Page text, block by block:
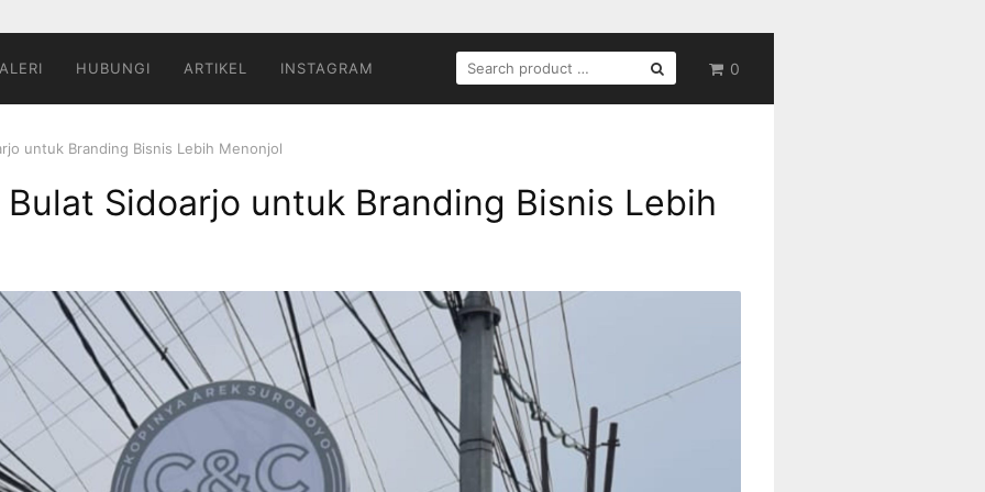
0
HUBUNGI ARTIKEL INSTAGRAM
SEARCH
FOR:
untuk Branding Bisnis Lebih Menonjol
Bulat Sidoarjo untuk Branding Bisnis Lebih